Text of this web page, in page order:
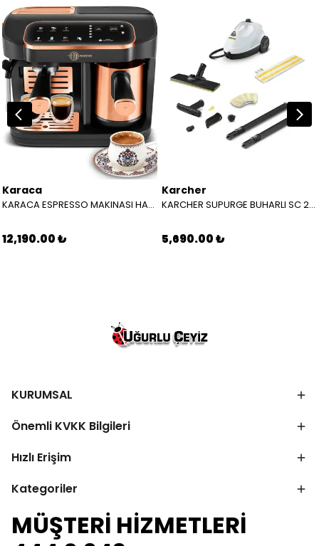
Karaca
KARACA ESPRESSO MAKINASI HATIR PERFETTO ESPRESSO T.K.M. COPPER 8683650465904
12,190.00 ₺
Karcher
KARCHER SUPURGE BUHARLI SC 2 EASYFIX EU BEYAZ 15126000
5,690.00 ₺
KURUMSAL
Önemli KVKK Bilgileri
Hızlı Erişim
Kategoriler
MÜŞTERİ HİZMETLERİ